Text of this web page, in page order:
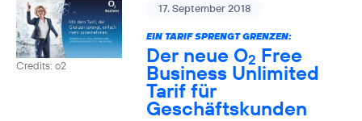
Credits: o2
17. September 2018
EIN TARIF SPRENGT GRENZEN:
Der neue O2 Free
Business Unlimited
Tarif für
Geschäftskunden